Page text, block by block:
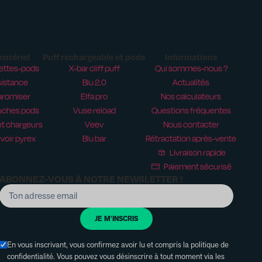
pods
pods
chargeurs
pyrex
Puff rechargeable et pods
X-bar cliff puff
Blu 2.0
Elfa pro
Vuse reload
Veev
Blu bar
Informations
Qui sommes-nous ?
Actualités
Nos calculateurs
Questions fréquentes
Nous contacter
Rétractation après-vente
Livraison rapide
Paiement sécurisé
ABONNEZ-VOUS À NOTRE NEWSLETTER !
JE M'INSCRIS
En vous inscrivant, vous confirmez avoir lu et compris la politique de
confidentialité. Vous pouvez vous désinscrire à tout moment via les